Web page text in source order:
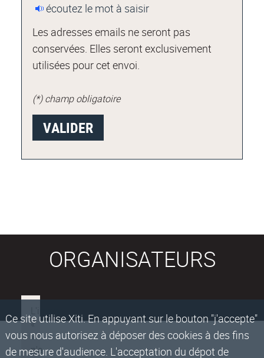
Ce site utilise Xiti. En appuyant sur le bouton "j'accepte"
vous nous autorisez à déposer des cookies à des fins
de mesure d'audience. L'acceptation du dépot de
écoutez le mot à saisir
Les adresses emails ne seront pas
conservées. Elles seront exclusivement
utilisées pour cet envoi.
(*) champ obligatoire
ORGANISATEURS